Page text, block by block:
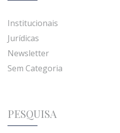
Institucionais
Jurídicas
Newsletter
Sem Categoria
PESQUISA